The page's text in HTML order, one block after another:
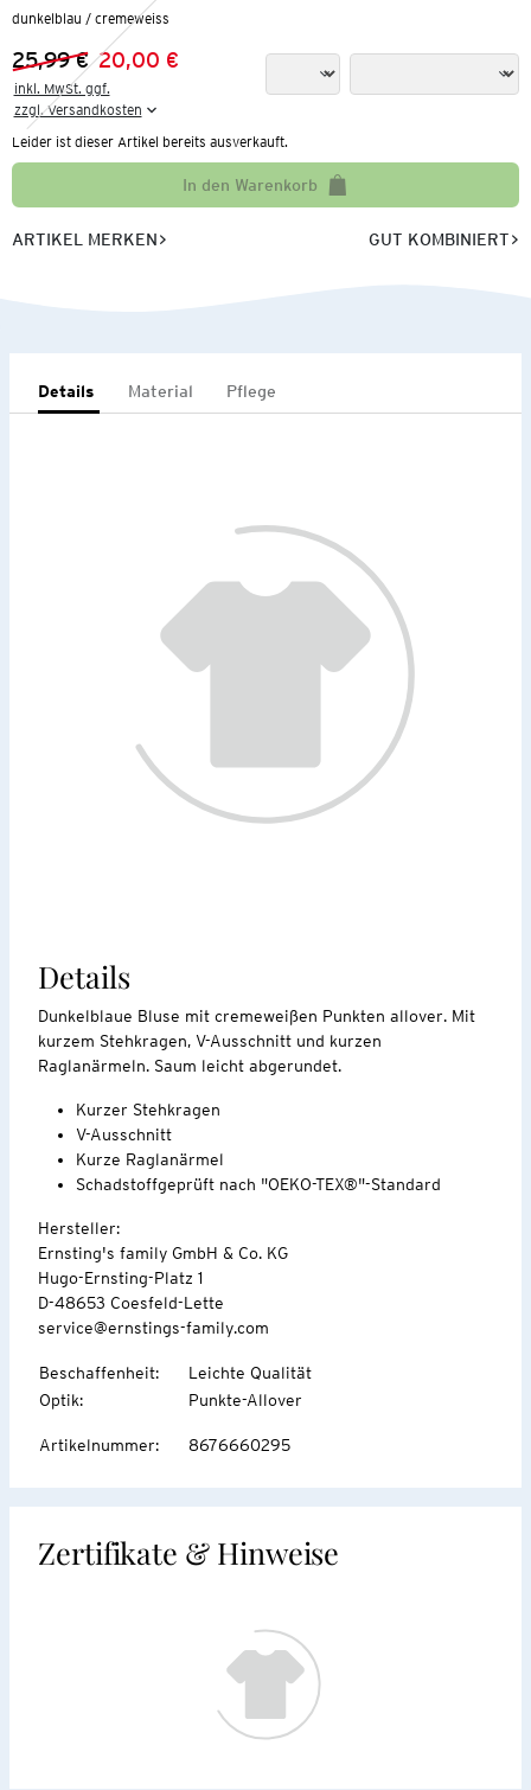
dunkelblau / cremeweiss
Vorheriger Preis:
25,99 €
Neuer Preis:20,00 €
inkl. MwSt. ggf.
zzgl. Versandkosten
Leider ist dieser Artikel bereits ausverkauft.
In den Warenkorb
ARTIKEL MERKEN GUT KOMBINIERT
Details Material Pflege
Details
Dunkelblaue Bluse mit cremeweißen Punkten allover. Mit
kurzem Stehkragen, V-Ausschnitt und kurzen
Raglanärmeln. Saum leicht abgerundet.
Kurzer Stehkragen
V-Ausschnitt
Kurze Raglanärmel
Schadstoffgeprüft nach "OEKO-TEX®"-Standard
Hersteller:
Ernsting's family GmbH & Co. KG
Hugo-Ernsting-Platz 1
D-48653 Coesfeld-Lette
service@ernstings-family.com
Beschaffenheit:
Leichte Qualität
Optik: Punkte-Allover
Artikelnummer: 8676660295
Zertifikate & Hinweise